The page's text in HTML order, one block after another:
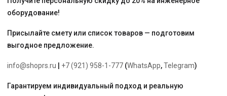
оборудование!
Присылайте смету или список товаров — подготовим
выгодное предложение.
info@shoprs.ru +7 (921) 958-1-777 (WhatsApp,Telegram)
Гарантируем индивидуальный подход и реальную